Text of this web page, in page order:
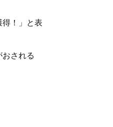
得！」と表
おされる